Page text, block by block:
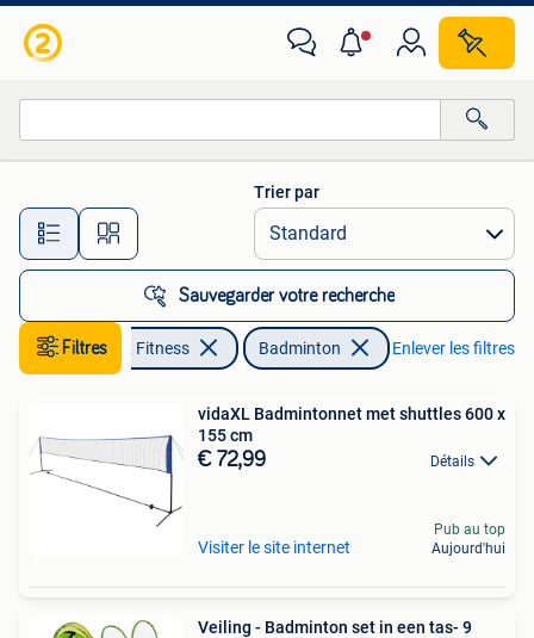
Toutes les distances…
Trier par
Sauvegarder votre recherche
Filtres
Sports & Fitness Badminton Enlever les filtres
vidaXL Badmintonnet met shuttles 600 x
155 cm
€ 72,99 Détails
Visiter le site internet
Pub au top
Aujourd'hui
Veiling - Badminton set in een tas- 9